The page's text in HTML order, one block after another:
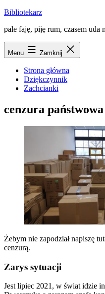
Przejdź
treści
Bibliotekarz
pale faję, piję rum, czasem uda
Menu Zamknij
Strona główna
Dziękczynnik
Zachcianki
cenzura państwowa
Żebym nie zapodział napiszę
cenzurą.
Zarys sytuacji
Jest lipiec 2021, w świat idzie